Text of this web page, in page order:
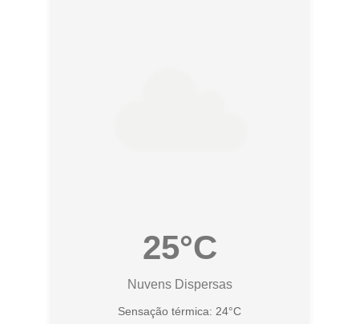
25°C
Nuvens Dispersas
Sensação térmica: 24°C